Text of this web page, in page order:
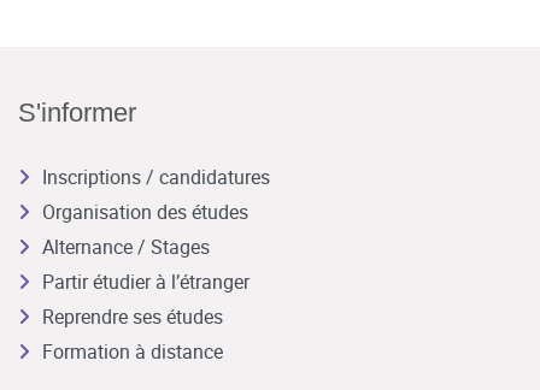
S'informer
Inscriptions / candidatures
Organisation des études
Alternance / Stages
Partir étudier à l’étranger
Reprendre ses études
Formation à distance